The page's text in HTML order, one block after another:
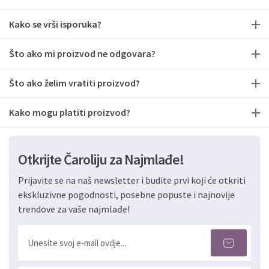
Kako se vrši isporuka?
Što ako mi proizvod ne odgovara?
Što ako želim vratiti proizvod?
Kako mogu platiti proizvod?
Otkrijte Čaroliju za Najmlađe!
Prijavite se na naš newsletter i budite prvi koji će otkriti
ekskluzivne pogodnosti, posebne popuste i najnovije
trendove za vaše najmlađe!